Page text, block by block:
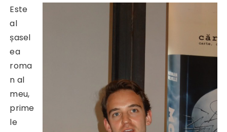
Este
al
șasel
ea
roma
n al
meu,
prime
le